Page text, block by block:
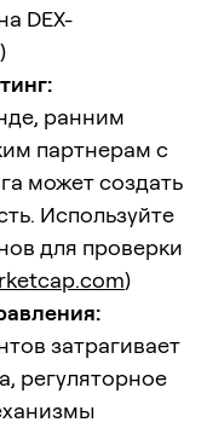
DEX-
)
ранним
партнерам с
может создать
Используйте
для проверки
)
затрагивает
регуляторное